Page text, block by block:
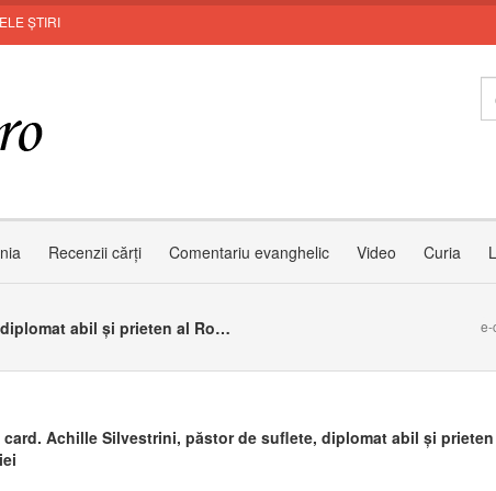
ȘTIRI
Recenzii cărți Comentariu evanghelic Video Curia
A murit card. Achille Silvestrini, păstor de suflete, diplomat abil și prieten al României e-
card. Achille Silvestrini, păstor de suflete, diplomat abil și prieten